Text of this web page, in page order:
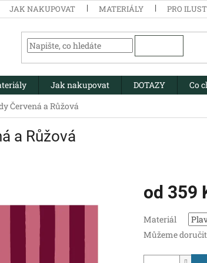
JAK NAKUPOVAT MATERIÁLY PRO
Jak nakupovat DOTAZY Co
Červená a Růžová
a Růžová
od 359
cena:
Materiál
Můžeme